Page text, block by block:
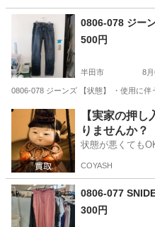
愛知 名古屋市 0806-078 ジー
500円
半田市 8月
0806-078 ジーンズ 【状態】 ・使用に
愛知 半田市 ジーンズ/デニム
【実家の押
りませんか？
状態が悪くても
COYASH
0806-077
300円